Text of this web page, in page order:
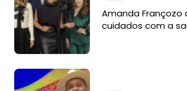
Amanda Françozo
cuidados com a